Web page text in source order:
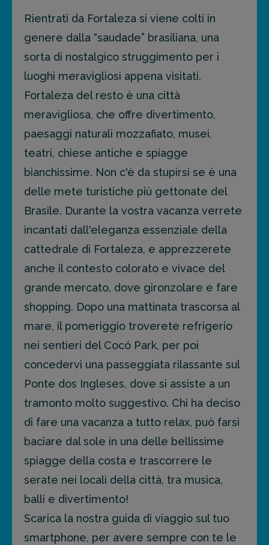
Rientrati da Fortaleza si viene colti in
genere dalla “saudade” brasiliana, una
sorta di nostalgico struggimento per i
luoghi meravigliosi appena visitati.
Fortaleza del resto è una città
meravigliosa, che offre divertimento,
paesaggi naturali mozzafiato, musei,
teatri, chiese antiche e spiagge
bianchissime. Non c'è da stupirsi se è una
delle mete turistiche più gettonate del
Brasile. Durante la vostra vacanza verrete
incantati dall'eleganza essenziale della
cattedrale di Fortaleza, e apprezzerete
anche il contesto colorato e vivace del
grande mercato, dove gironzolare e fare
shopping. Dopo una mattinata trascorsa al
mare, il pomeriggio troverete refrigerio
nei sentieri del Cocó Park, per poi
concedervi una passeggiata rilassante sul
Ponte dos Ingleses, dove si assiste a un
tramonto molto suggestivo. Chi ha deciso
di fare una vacanza a tutto relax, può farsi
baciare dal sole in una delle bellissime
spiagge della costa e trascorrere le
serate nei locali della città, tra musica,
balli e divertimento!
Scarica la nostra guida di viaggio sul tuo
smartphone, per avere sempre con te le